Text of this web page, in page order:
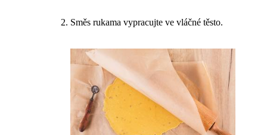
Směs rukama vypracujte ve vláčné těsto.